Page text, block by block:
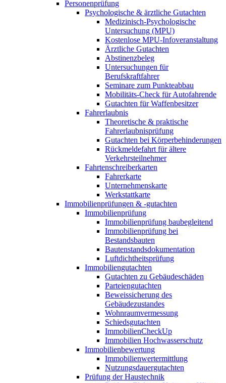
Personenprüfung
Psychologische & ärztliche Gutachten
Medizinisch-Psychologische
Untersuchung (MPU)
Kostenlose MPU-Infoveranstaltung
Ärztliche Gutachten
Abstinenzbeleg
Untersuchungen für
Berufskraftfahrer
Seminare zum Punkteabbau
Mobilitäts-Check für Autofahrende
Gutachten für Waffenbesitzer
Fahrerlaubnis
Theoretische & praktische
Fahrerlaubnisprüfung
Gutachten bei Körperbehinderungen
Rückmeldefahrt für ältere
Verkehrsteilnehmer
Fahrtenschreiberkarten
Fahrerkarte
Unternehmenskarte
Werkstattkarte
Immobilienprüfungen & -gutachten
Immobilienprüfung
Immobilienprüfung baubegleitend
Immobilienprüfung bei
Bestandsbauten
Bautenstandsdokumentation
Luftdichtheitsprüfung
Immobiliengutachten
Gutachten zu Gebäudeschäden
Parteiengutachten
Beweissicherung des
Gebäudezustandes
Wohnraumvermessung
Schiedsgutachten
ImmobilienCheckUp
Immobilien Hochwasserschutz
Immobilienbewertung
Immobilienwertermittlung
Nutzungsdauergutachten
Prüfung der Haustechnik